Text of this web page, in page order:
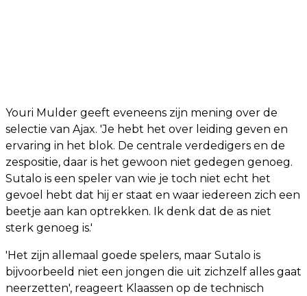
Youri Mulder geeft eveneens zijn mening over de
selectie van Ajax. 'Je hebt het over leiding geven en
ervaring in het blok. De centrale verdedigers en de
zespositie, daar is het gewoon niet gedegen genoeg.
Sutalo is een speler van wie je toch niet echt het
gevoel hebt dat hij er staat en waar iedereen zich een
beetje aan kan optrekken. Ik denk dat de as niet
sterk genoeg is.'
'Het zijn allemaal goede spelers, maar Sutalo is
bijvoorbeeld niet een jongen die uit zichzelf alles gaat
neerzetten', reageert Klaassen op de technisch